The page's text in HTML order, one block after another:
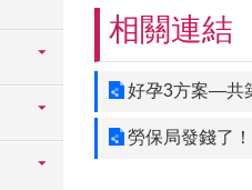
相關連結
好孕3方案—共
勞保局發錢了